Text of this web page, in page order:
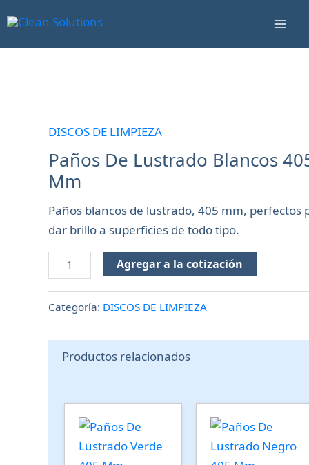
al
contenido
DISCOS DE LIMPIEZA
Paños De Lustrado Blancos
Mm
Paños blancos de lustrado, 405 mm, perfectos
dar brillo a superficies de todo tipo.
Lustrado
Blancos
405
Mm
cantidad
Agregar a la cotización
Categoría: DISCOS DE LIMPIEZA
Productos relacionados